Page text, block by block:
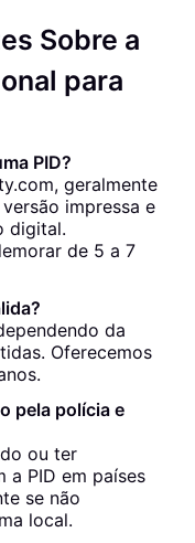
Sobre a
para
PID?
geralmente
impressa e
digital.
de 5 a 7
da
Oferecemos
pela polícia e
ou ter
a PID em países
se não
local.